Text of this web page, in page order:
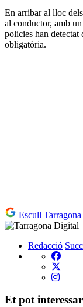
En arribar al lloc
al conductor, amb
policies han detectat
obligatòria.
Escull
Redacció
Et pot interessar